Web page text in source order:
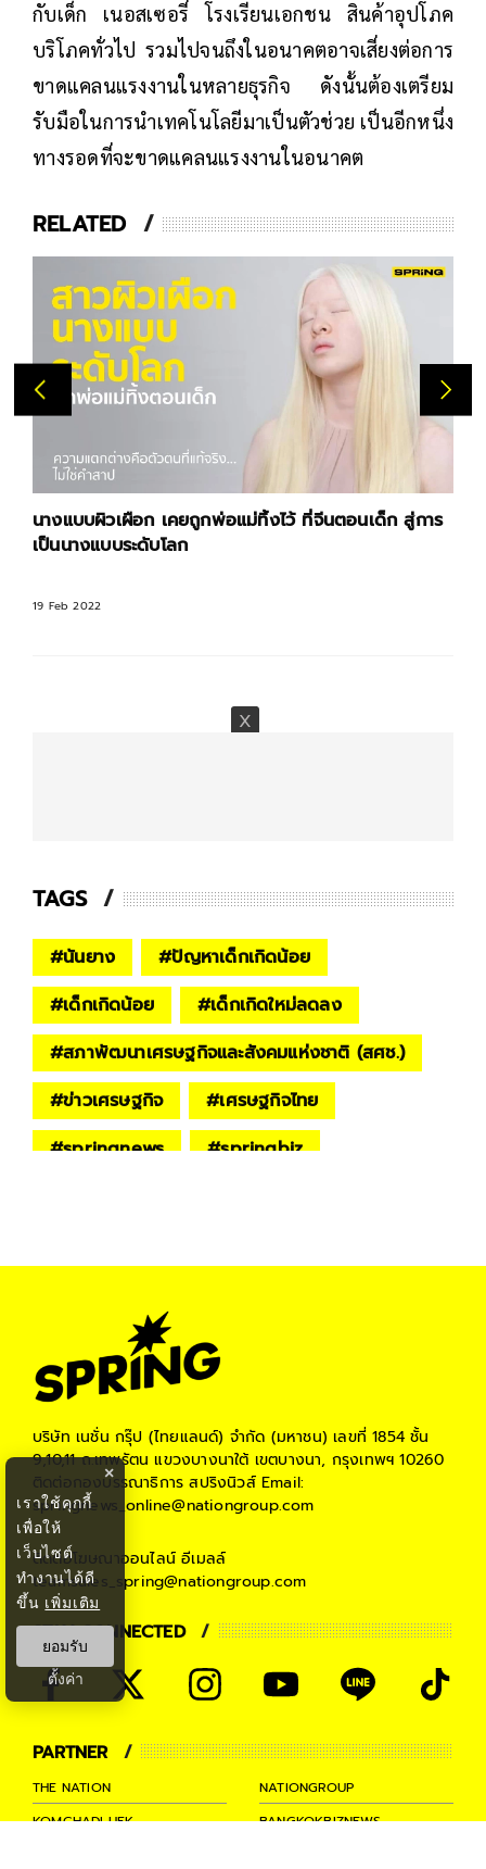
กับเด็ก เนอสเซอรี่ โรงเรียนเอกชน สินค้าอุปโภค
บริโภคทั่วไป รวมไปจนถึงในอนาคตอาจเสี่ยงต่อการ
ขาดแคลนแรงงานในหลายธุรกิจ ดังนั้นต้องเตรียม
รับมือในการนำเทคโนโลยีมาเป็นตัวช่วย เป็นอีกหนึ่ง
ทางรอดที่จะขาดแคลนแรงงานในอนาคต
RELATED
นางแบบผิวเผือก เคยถูกพ่อแม่ทิ้งไว้ ที่จีนตอนเด็ก สู่การ
เป็นนางแบบระดับโลก
19 Feb 2022
TAGS
#นันยาง #ปัญหาเด็กเกิดน้อย
#เด็กเกิดน้อย #เด็กเกิดใหม่ลดลง
#สภาพัฒนาเศรษฐกิจและสังคมแห่งชาติ (สศช.)
#ข่าวเศรษฐกิจ #เศรษฐกิจไทย
#springnews #springbiz
บริษัท เนชั่น กรุ๊ป (ไทยแลนด์) จำกัด (มหาชน) เลขที่ 1854 ชั้น
9,10,11 ถ.เทพรัตน แขวงบางนาใต้ เขตบางนา, กรุงเทพฯ 10260
ติดต่อกองบรรณาธิการ สปริงนิวส์Email:
springnews_online@nationgroup.com
ติดต่อโฆษณาออนไลน์ อีเมลล์
teamsales_spring@nationgroup.com
STAY CONNECTED
PARTNER
THE NATION
NATIONGROUP
KOMCHADLUEK
BANGKOKBIZNEWS
×
เราใช้คุกกี้
เพื่อให้
เว็บไซต์
ทำงานได้ดี
ขึ้น เพิ่มเติม
ยอมรับ
ตั้งค่า